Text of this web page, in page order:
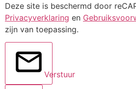
Deze site is beschermd door
Privacyverklaring en
zijn van toepassing.
Verstuur